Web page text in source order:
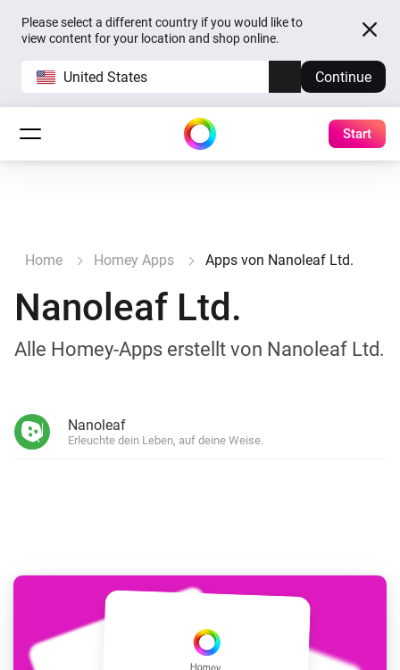
Please select a different country if you would like to
view content for your location and shop online.
United States Continue
Start
Home Homey Apps Apps von Nanoleaf Ltd.
Nanoleaf Ltd.
Alle Homey-Apps erstellt von Nanoleaf Ltd.
Nanoleaf
Erleuchte dein Leben, auf deine Weise.